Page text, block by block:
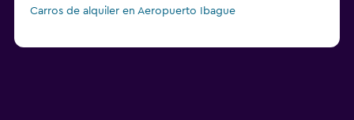
Carros de alquiler en Aeropuerto Ibague